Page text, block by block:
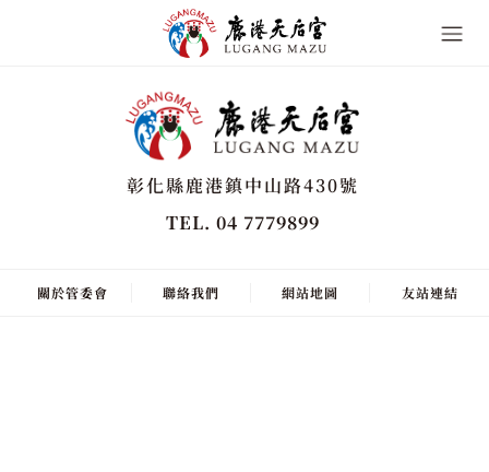
彰化縣鹿港鎮中山路430號
TEL. 04 7779899
關於管委會 聯絡我們 網站地圖 友站連結